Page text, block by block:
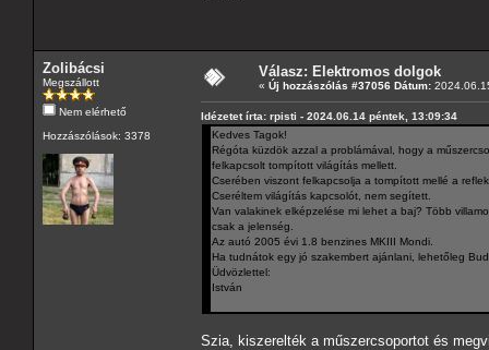
Zolibácsi
Megszállott
Nem elérhető
Hozzászólások: 3378
Válasz: Elektromos dolgok
« Új hozzászólás #37056 Dátum:
Idézetet írta: rpisti - 2024.06.14 péntek, 13:09:34
Kedves Tagok!
Régóta küzdök azzal a problámával, hogy a
felkapcsolt tompított világítás mellett.
Cserében viszont felkapcsolja a tompított mellé a
Cseréltem világítás kapcsolót, nem segített.
Van valakinek elképzelése mi lehet a baj? Több
csak a jelenség.
Az autó 2005 évi 1.8 benzines MKIII Mondi.
Ha tudnátok egy jó szakembert ajánlani, lehetőleg
Üdvözlettel:
István
Szia, kiszerelték a műszercsoportot és